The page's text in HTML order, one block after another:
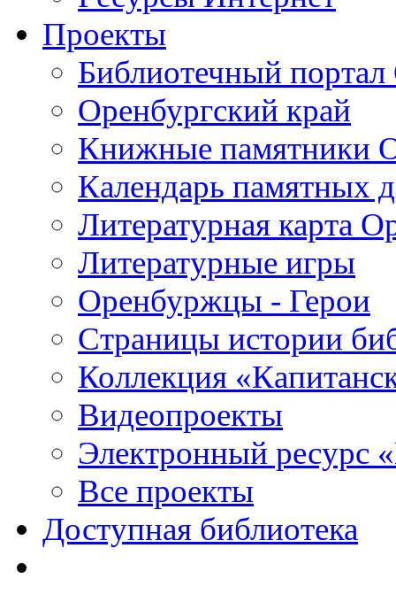
Проекты
Библиотечный портал
Оренбургский край
Книжные памятники
Календарь памятных
Литературная карта
Литературные игры
Оренбуржцы - Герои
Страницы истории
Коллекция
Видеопроекты
Электронный ресурс
Все проекты
Доступная библиотека